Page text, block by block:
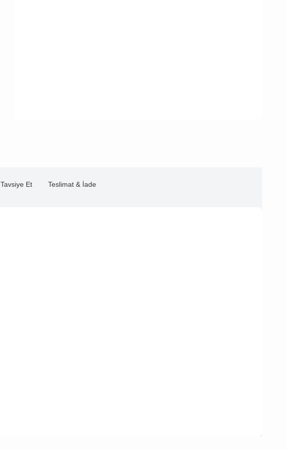
Tavsiye Et Teslimat & İade